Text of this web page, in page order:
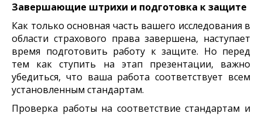
Завершающие штрихи и подготовка к защите
Как только основная часть вашего исследования в
области страхового права завершена, наступает
время подготовить работу к защите. Но перед
тем как ступить на этап презентации, важно
убедиться, что ваша работа соответствует всем
установленным стандартам.
Проверка работы на соответствие стандартам и